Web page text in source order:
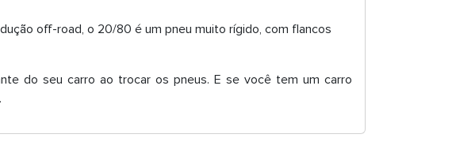
off-road, o 20/80 é um pneu muito rígido, com flancos
do seu carro ao trocar os pneus. E se você tem um carro